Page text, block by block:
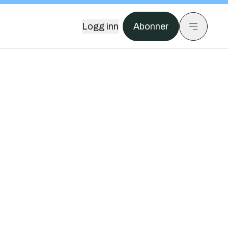
Logg inn Abonner